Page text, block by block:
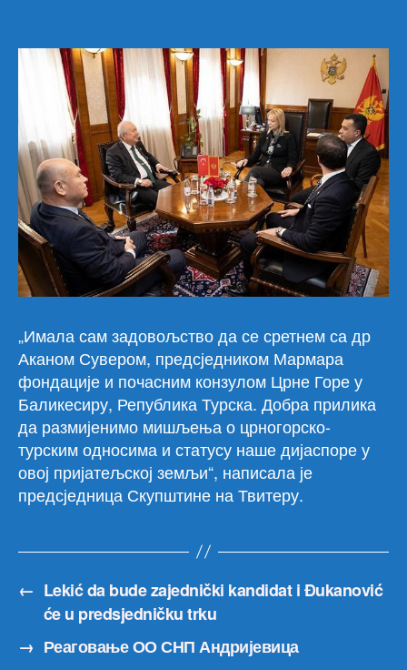
„Имала сам задовољство да се сретнем са др
Аканом Сувером, предсједником Мармара
фондације и почасним конзулом Црне Горе у
Баликесиру, Република Турска. Добра прилика
да размијенимо мишљења о црногорско-
турским односима и статусу наше дијаспоре у
овој пријатељској земљи“, написала је
предсједница Скупштине на Твитеру.
← Lekić da bude zajednički kandidat i Đukanović
će u predsjedničku trku
→ Реаговање ОО СНП Андријевица